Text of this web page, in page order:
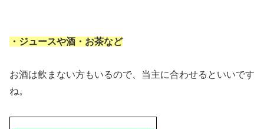
・ジュースや酒・お茶など
お酒は飲まない方もいるので、当主に合わせるといいです
ね。